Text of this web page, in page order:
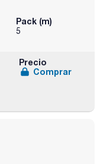
Pack (m)
5
Precio
Comprar